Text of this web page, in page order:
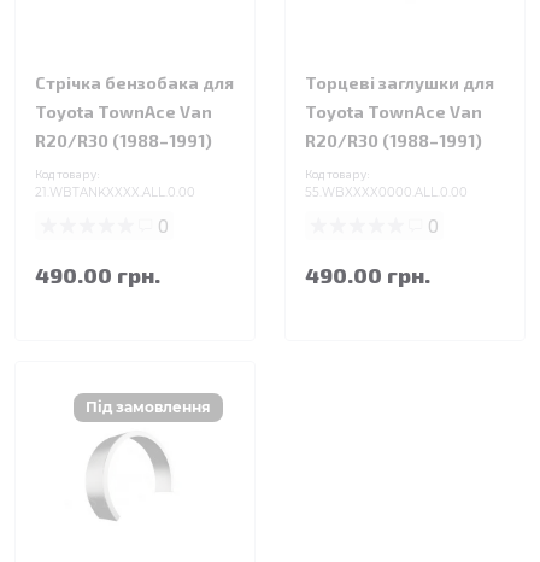
Стрічка бензобака для
Toyota TownAce Van
R20/R30 (1988–1991)
Код товару:
21.WBTANKXXXX.ALL.0.00
0
490.00 грн.
Торцеві заглушки для
Toyota TownAce Van
R20/R30 (1988–1991)
Код товару:
55.WBXXXX0000.ALL.0.00
0
490.00 грн.